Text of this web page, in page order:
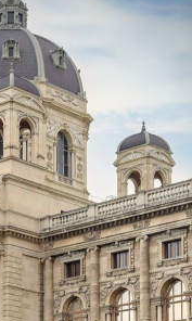
Connect
개국] FAQ